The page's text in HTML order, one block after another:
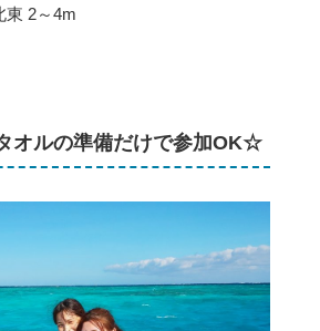
2～4m
オルの準備だけで参加OK☆